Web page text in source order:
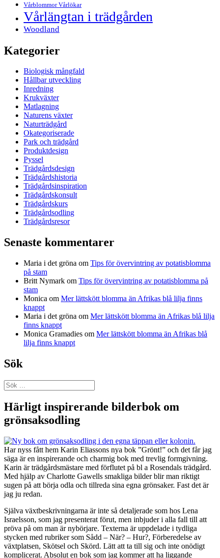
Vårblommor Vårlökar
Vårlängtan i trädgården
Woodland
Kategorier
Biologisk mångfald
Hållbar utveckling
Inredning
Krukväxter
Matlagning
Naturens växter
Naturträdgård
Okategoriserade
Park och trädgård
Produktdesign
Pyssel
Trädgårdsdesign
Trädgårdshistoria
Trädgårdsinspiration
Trädgårdskonsult
Trädgårdskurs
Trädgårdsodling
Trädgårdsresor
Senaste kommentarer
Maria i det gröna om Tips för övervintring av potatisblomma
på stam
Britt Nymark om Tips för övervintring av potatisblomma på
stam
Monica om Mer lättskött blomma än Afrikas blå lilja finns
knappt
Maria i det gröna om Mer lättskött blomma än Afrikas blå lilja
finns knappt
Monica Gramadies om Mer lättskött blomma än Afrikas blå
lilja finns knappt
Sök
Sök
efter:
Härligt inspirerande bilderbok om
grönsaksodling
Har nyss fått hem Karin Eliassons nya bok ”Grönt!” och det får jag
säga är en inspirerande och charmig bok med trevlig formgivning.
Karin är trädgårdsmästare med förflutet på bl a Rosendals trädgård.
Med hjälp av Charlotte Gawells smakliga bilder blir man riktigt
sugen på att börja odla och tillreda sina egna grönsaker. Fast det är
jag ju redan.
Själva växtbeskrivningarna är inte så detaljerade som hos Lena
Israelsson, som jag presenterat förut, men inbjuder i alla fall till att
pröva på om man är nybörjare. Texterna är uppdelade i tydliga
stycken med rubriker som Sådd – När? – Hur?, Förberedelse av
växtplatsen, Skötsel och Skörd. Lätt att ta till sig och inte onödigt
komplicerat. Absolut en bok som jag kommer att ha liggande